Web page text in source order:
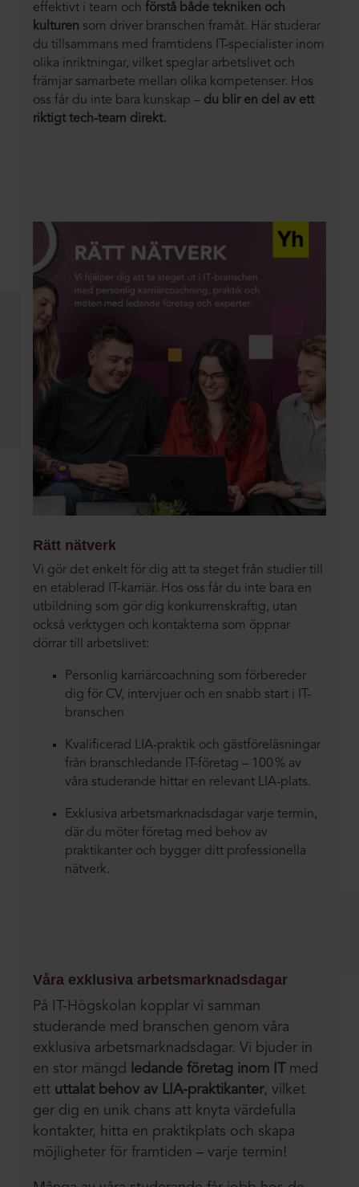
effektivt i team och förstå både tekniken och
kulturen som driver branschen framåt. Här studerar
du tillsammans med framtidens IT-specialister inom
olika inriktningar, vilket speglar arbetslivet och
främjar samarbete mellan olika kompetenser. Hos
oss får du inte bara kunskap – du blir en del av ett
riktigt tech-team direkt.
Rätt nätverk
Vi gör det enkelt för dig att ta steget från studier till
en etablerad IT-karriär. Hos oss får du inte bara en
utbildning som gör dig konkurrenskraftig, utan
också verktygen och kontakterna som öppnar
dörrar till arbetslivet:
Personlig karriärcoachning som förbereder
dig för CV, intervjuer och en snabb start i IT-
branschen
Kvalificerad LIA-praktik och gästföreläsningar
från branschledande IT-företag – 100 % av
våra studerande hittar en relevant LIA-plats.
Exklusiva arbetsmarknadsdagar varje termin,
där du möter företag med behov av
praktikanter och bygger ditt professionella
nätverk.
Våra exklusiva arbetsmarknadsdagar
På IT-Högskolan kopplar vi samman
studerande med branschen genom våra
exklusiva arbetsmarknadsdagar. Vi bjuder in
en stor mängd
ledande företag inom IT
med
ett uttalat behov av LIA-praktikanter, vilket
ger dig en unik chans att knyta värdefulla
kontakter, hitta en praktikplats och skapa
möjligheter för framtiden – varje termin!